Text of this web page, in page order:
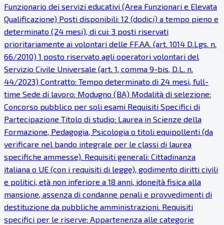
Funzionario dei servizi educativi (Area Funzionari e Elevata
Qualificazione) Posti disponibili: 12 (dodici) a tempo pieno e
determinato (24 mesi), di cui: 3 posti riservati
prioritariamente ai volontari delle FF.AA. (art. 1014 D.Lgs. n.
66/2010) 1 posto riservato agli operatori volontari del
Servizio Civile Universale (art. 1, comma 9-bis, D.L. n.
44/2023) Contratto: Tempo determinato di 24 mesi, full-
time Sede di lavoro: Modugno (BA) Modalità di selezione:
Concorso pubblico per soli esami Requisiti Specifici di
Partecipazione Titolo di studio: Laurea in Scienze della
Formazione, Pedagogia, Psicologia o titoli equipollenti (da
verificare nel bando integrale per le classi di laurea
specifiche ammesse). Requisiti generali: Cittadinanza
italiana o UE (con i requisiti di legge), godimento diritti civili
e politici, età non inferiore a 18 anni, idoneità fisica alla
mansione, assenza di condanne penali e provvedimenti di
destituzione da pubbliche amministrazioni. Requisiti
specifici per le riserve: Appartenenza alle categorie